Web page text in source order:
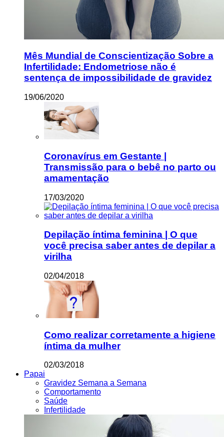
Mês Mundial de Conscientização Sobre a
Infertilidade: Endometriose não é
sentença de impossibilidade de gravidez
19/06/2020
Coronavírus em Gestante |
Transmissão para o bebê no parto ou
amamentação
17/03/2020
Depilação íntima feminina | O que
você precisa saber antes de depilar a
virilha
02/04/2018
Como realizar corretamente a higiene
íntima da mulher
02/03/2018
Papai
Gravidez Semana a Semana
Comportamento
Saúde
Infertilidade